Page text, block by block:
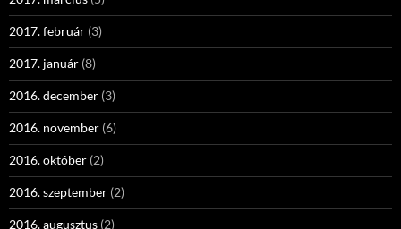
2017. február (3)
2017. január (8)
2016. december (3)
2016. november (6)
2016. október (2)
2016. szeptember (2)
2016. augusztus (2)